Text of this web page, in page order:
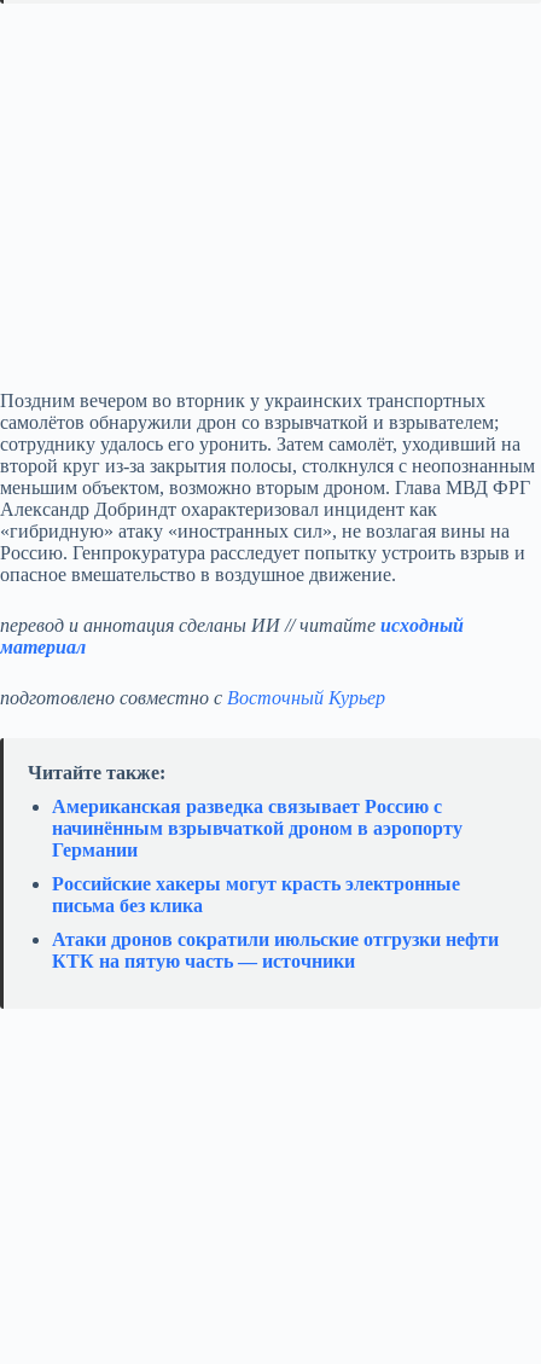
Поздним вечером во вторник у украинских транспортных
самолётов обнаружили дрон со взрывчаткой и взрывателем;
сотруднику удалось его уронить. Затем самолёт, уходивший на
второй круг из‑за закрытия полосы, столкнулся с неопознанным
меньшим объектом, возможно вторым дроном. Глава МВД ФРГ
Александр Добриндт охарактеризовал инцидент как
«гибридную» атаку «иностранных сил», не возлагая вины на
Россию. Генпрокуратура расследует попытку устроить взрыв и
опасное вмешательство в воздушное движение.
перевод и аннотация сделаны ИИ // читайте исходный
материал
подготовлено совместно с Восточный Курьер
Читайте также:
Американская разведка связывает Россию с
начинённым взрывчаткой дроном в аэропорту
Германии
Российские хакеры могут красть электронные
письма без клика
Атаки дронов сократили июльские отгрузки нефти
КТК на пятую часть — источники